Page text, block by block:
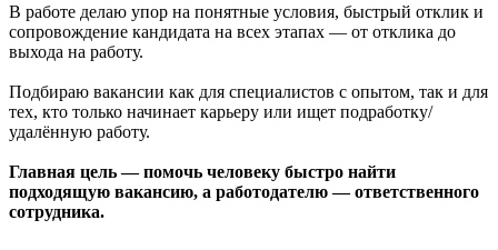
В работе делаю упор на понятные условия, быстрый отклик и
сопровождение кандидата на всех этапах — от отклика до
выхода на работу.
Подбираю вакансии как для специалистов с опытом, так и для
тех, кто только начинает карьеру или ищет подработку/
удалённую работу.
Главная цель — помочь человеку быстро найти
подходящую вакансию, а работодателю — ответственного
сотрудника.